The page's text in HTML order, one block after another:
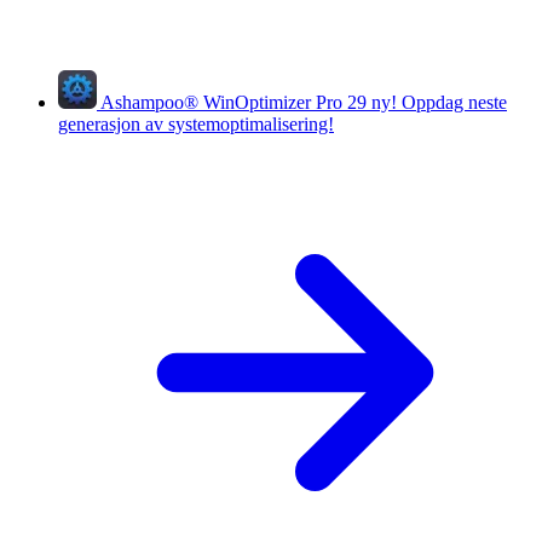
Ashampoo® WinOptimizer Pro 29 ny! Oppdag neste
generasjon av systemoptimalisering!